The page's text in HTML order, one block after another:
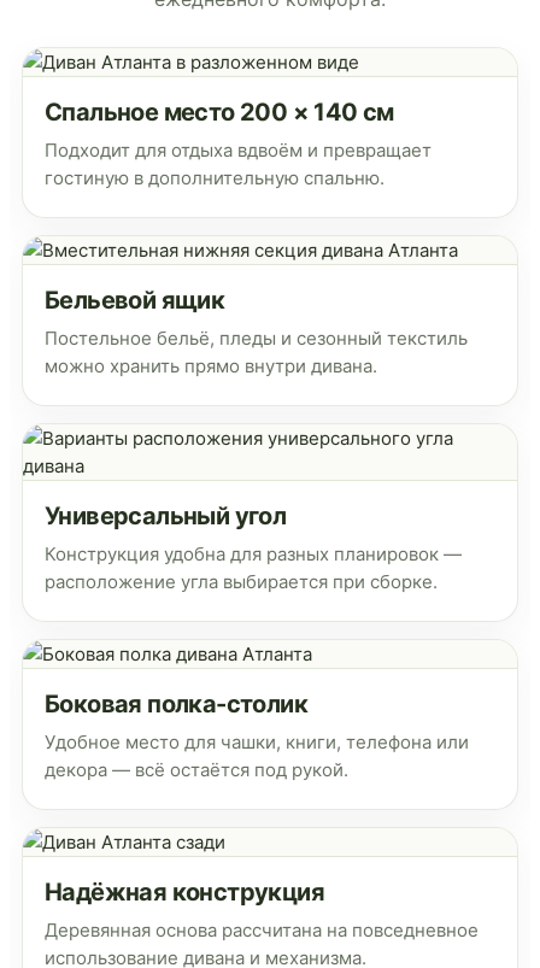
Спальное место 200 × 140 см
Подходит для отдыха вдвоём и превращает
гостиную в дополнительную спальню.
Бельевой ящик
Постельное бельё, пледы и сезонный текстиль
можно хранить прямо внутри дивана.
Универсальный угол
Конструкция удобна для разных планировок —
расположение угла выбирается при сборке.
Боковая полка-столик
Удобное место для чашки, книги, телефона или
декора — всё остаётся под рукой.
Надёжная конструкция
Деревянная основа рассчитана на повседневное
использование дивана и механизма.